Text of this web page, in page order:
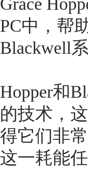
Grace
PC中，帮
Blackwell
Hopper和
的技术，
得它们非
这一耗能任